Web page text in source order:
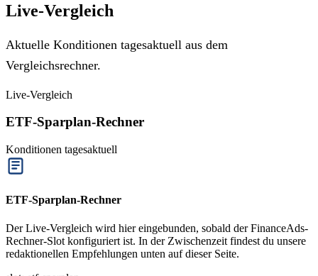
Live-Vergleich
Aktuelle Konditionen tagesaktuell aus dem
Vergleichsrechner.
Live-Vergleich
ETF-Sparplan-Rechner
Konditionen tagesaktuell
ETF-Sparplan-Rechner
Der Live-Vergleich wird hier eingebunden, sobald der FinanceAds-
Rechner-Slot konfiguriert ist. In der Zwischenzeit findest du unsere
redaktionellen Empfehlungen unten auf dieser Seite.